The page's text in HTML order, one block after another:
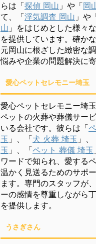
らは「探偵 岡山 」や「岡
て、「浮気調査 岡山 」や
山 」をはじめとした様々
を提供しています。確か
元岡山に根ざした緻密な
悩みや企業の問題解決に寄
愛心ペットセレモニー埼玉
愛心ペットセレモニー埼
ペットの火葬や葬儀サー
いる会社です。彼らは「
玉 」、「犬 火葬 埼玉 」、
玉 」、「ペット 葬儀 埼玉
ワードで知られ、愛する
温かく見送るためのサポ
ます。専門のスタッフが
ーの感情を尊重しながら
を提供します。
うさぎさん